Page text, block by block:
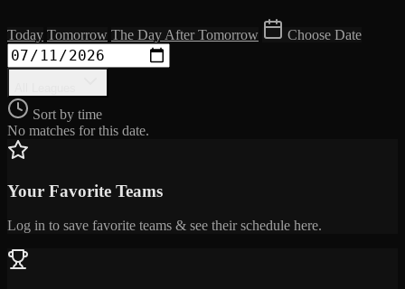
Today Tomorrow The Day After Tomorrow Choose Date
Sort by time
No matches for this date.
Your Favorite Teams
Log in to save favorite teams & see their schedule here.